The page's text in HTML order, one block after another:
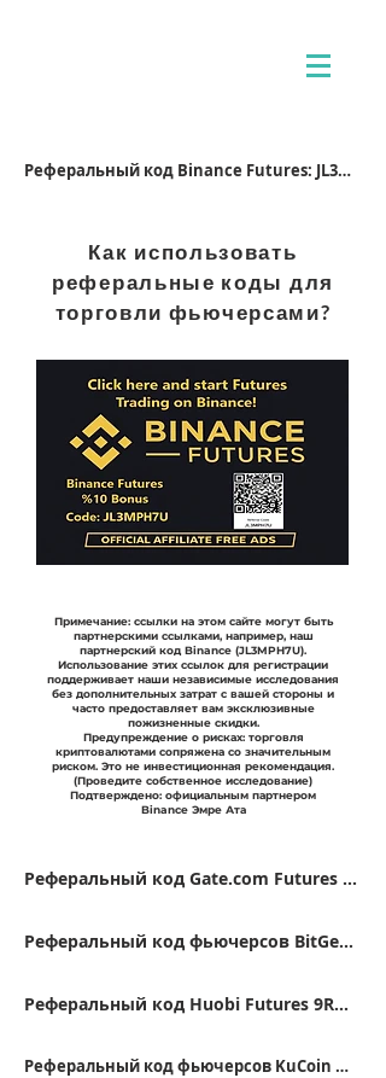
Реферальный код Binance Futures: JL3MPH7U
Как использовать
реферальные коды для
торговли фьючерсами?
Примечание: ссылки на этом сайте могут быть
партнерскими ссылками, например, наш
партнерский код Binance (JL3MPH7U).
Использование этих ссылок для регистрации
поддерживает наши независимые исследования
без дополнительных затрат с вашей стороны и
часто предоставляет вам эксклюзивные
пожизненные скидки.
Предупреждение о рисках: торговля
криптовалютами сопряжена со значительным
риском. Это не инвестиционная рекомендация.
(Проведите собственное исследование)
Подтверждено: официальным партнером
Binance Эмре Ата
Реферальный код Gate.com Futures VFJDUWXD
Реферальный код фьючерсов BitGet FSWU9863
Реферальный код Huobi Futures 9RTB4223
Реферальный код фьючерсов KuCoin QBSSS8MK